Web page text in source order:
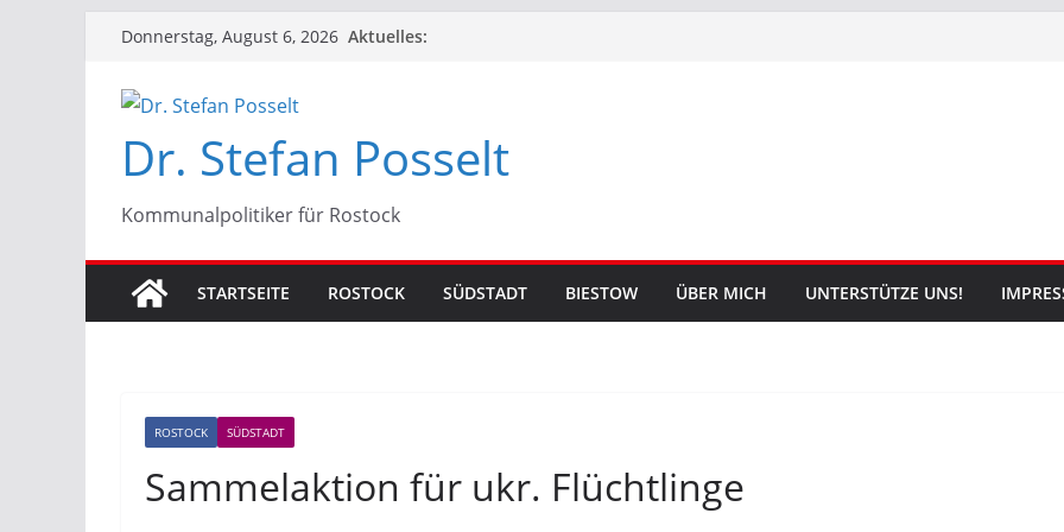
Zum
springen
Donnerstag, August 6, 2026 Aktuelles:
Dr. Stefan Posselt
Kommunalpolitiker für Rostock
STARTSEITE ROSTOCK SÜDSTADT BIESTOW ÜBER MICH UNTERSTÜTZE UNS!
ROSTOCK SÜDSTADT
Sammelaktion für ukr. Flüchtlinge